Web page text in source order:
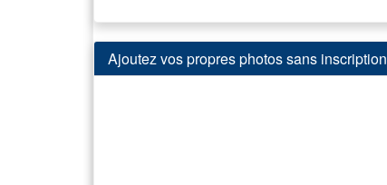
Ajoutez vos propres photos sans inscription